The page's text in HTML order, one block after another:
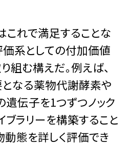
これで満足することな
価系としての付加価値
組む構えだ。例えば、
なる薬物代謝酵素や
遺伝子を1つずつノック
ブラリーを構築すること
動態を詳しく評価でき